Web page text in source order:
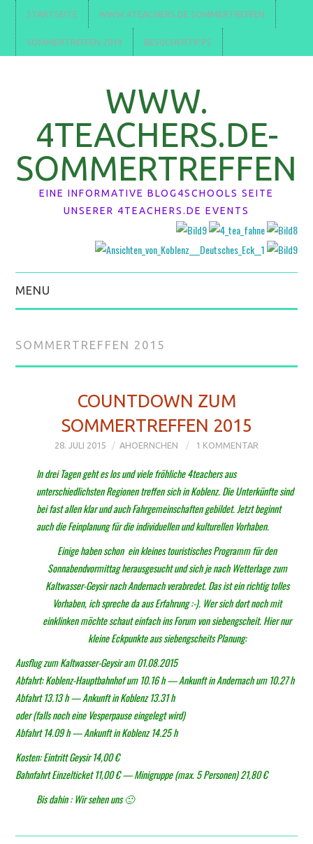
STARTSEITE WWW.4TEACHERS.DE SOMMERTREFFEN
SOMMERTREFFEN 2019 BESUCHERTIPPS
WWW.
4TEACHERS.DE-
SOMMERTREFFEN
EINE INFORMATIVE BLOG4SCHOOLS SEITE
UNSERER 4TEACHERS.DE EVENTS
MENU
SOMMERTREFFEN
SOMMERTREFFEN
2019
BESUCHERTIPPS
SOMMERTREFFEN 2015
COUNTDOWN ZUM
SOMMERTREFFEN 2015
28. JULI 2015 AHOERNCHEN 1 KOMMENTAR
In drei Tagen geht es los und viele fröhliche 4teachers aus
unterschiedlichsten Regionen treffen sich in Koblenz. Die Unterkünfte sind
bei fast allen klar und auch Fahrgemeinschaften gebildet. Jetzt beginnt
auch die Feinplanung für die individuellen und kulturellen Vorhaben.
Einige haben schon ein kleines touristisches Programm für den
Sonnabendvormittag herausgesucht und sich je nach Wetterlage zum
Kaltwasser-Geysir nach Andernach verabredet. Das ist ein richtig tolles
Vorhaben, ich spreche da aus Erfahrung :-). Wer sich dort noch mit
einklinken möchte schaut einfach ins Forum von siebengscheit. Hier nur
kleine Eckpunkte aus siebengscheits Planung:
Ausflug zum Kaltwasser-Geysir am 01.08.2015
Abfahrt: Koblenz-Hauptbahnhof um 10.16 h — Ankunft in Andernach um 10.27 h
Abfahrt 13.13 h — Ankunft in Koblenz 13.31 h
oder (falls noch eine Vesperpause eingelegt wird)
Abfahrt 14.09 h — Ankunft in Koblenz 14.25 h
Kosten: Eintritt Geysir 14,00 €
Bahnfahrt Einzelticket 11,00 € — Minigruppe (max. 5 Personen) 21,80 €
Bis dahin : Wir sehen uns 🙂